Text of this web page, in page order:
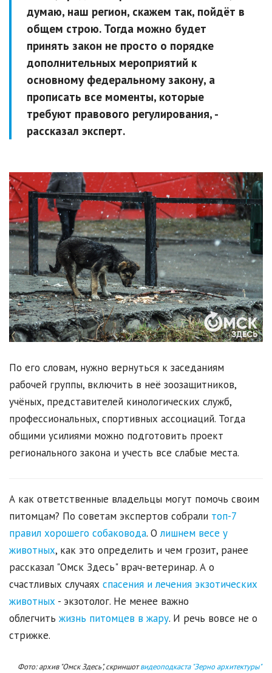
думаю, наш регион, скажем так, пойдёт в
общем строю. Тогда можно будет
принять закон не просто о порядке
дополнительных мероприятий к
основному федеральному закону, а
прописать все моменты, которые
требуют правового регулирования, -
рассказал эксперт.
По его словам, нужно вернуться к заседаниям
рабочей группы, включить в неё зоозащитников,
учёных, представителей кинологических служб,
профессиональных, спортивных ассоциаций. Тогда
общими усилиями можно подготовить проект
регионального закона и учесть все слабые места.
А как ответственные владельцы могут помочь своим
питомцам? По советам экспертов собрали топ-7
правил хорошего собаковода. Олишнем весе у
животных, как это определить и чем грозит, ранее
рассказал "Омск Здесь" врач-ветеринар. А о
счастливых случаях спасения и лечения экзотических
животных - экзотолог. Не менее важно
облегчить жизнь питомцев в жару. И речь вовсе не о
стрижке.
Фото: архив "Омск Здесь", скриншотвидеоподкаста "Зерно архитектуры"